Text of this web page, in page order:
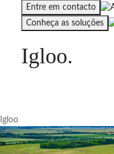
Entre em contacto
Conheça as soluções
Igloo.
Igloo